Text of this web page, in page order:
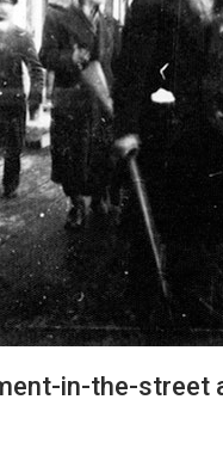
in-the-street